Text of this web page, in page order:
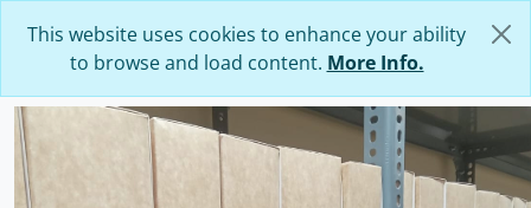
This website uses cookies to enhance your ability
to browse and load content. More Info.